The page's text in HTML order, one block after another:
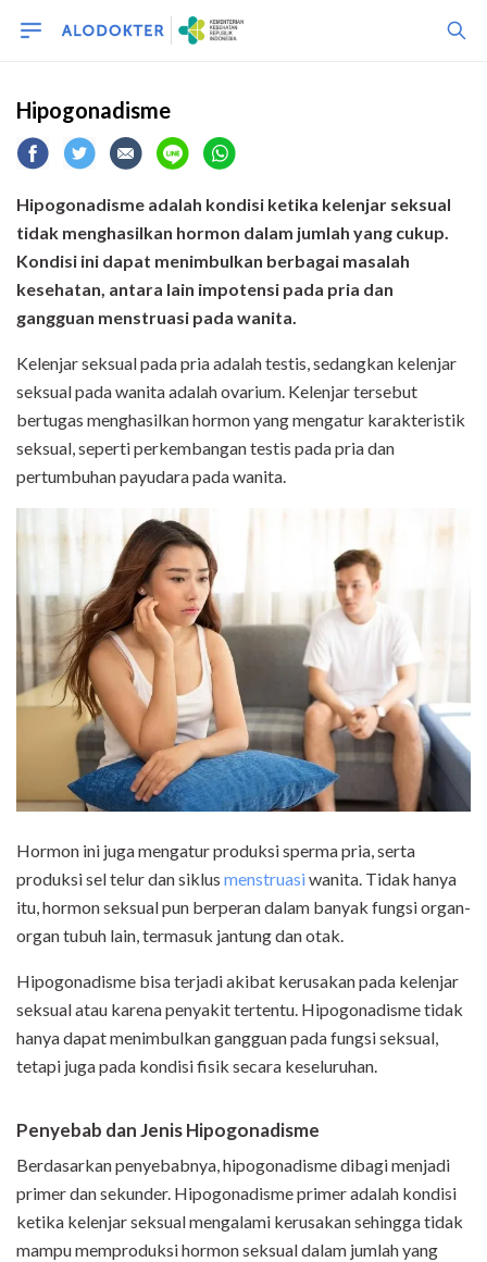
Hipogonadisme
Hipogonadisme adalah kondisi ketika kelenjar seksual
tidak menghasilkan hormon dalam jumlah yang cukup.
Kondisi ini dapat menimbulkan berbagai masalah
kesehatan, antara lain impotensi pada pria dan
gangguan menstruasi pada wanita.
Kelenjar seksual pada pria adalah testis, sedangkan kelenjar
seksual pada wanita adalah ovarium. Kelenjar tersebut
bertugas menghasilkan hormon yang mengatur karakteristik
seksual, seperti perkembangan testis pada pria dan
pertumbuhan payudara pada wanita.
Hormon ini juga mengatur produksi sperma pria, serta
produksi sel telur dan siklus menstruasiwanita. Tidak hanya
itu, hormon seksual pun berperan dalam banyak fungsi organ-
organ tubuh lain, termasuk jantung dan otak.
Hipogonadisme bisa terjadi akibat kerusakan pada kelenjar
seksual atau karena penyakit tertentu. Hipogonadisme tidak
hanya dapat menimbulkan gangguan pada fungsi seksual,
tetapi juga pada kondisi fisik secara keseluruhan.
Penyebab dan Jenis Hipogonadisme
Berdasarkan penyebabnya, hipogonadisme dibagi menjadi
primer dan sekunder. Hipogonadisme primer adalah kondisi
ketika kelenjar seksual mengalami kerusakan sehingga tidak
mampu memproduksi hormon seksual dalam jumlah yang